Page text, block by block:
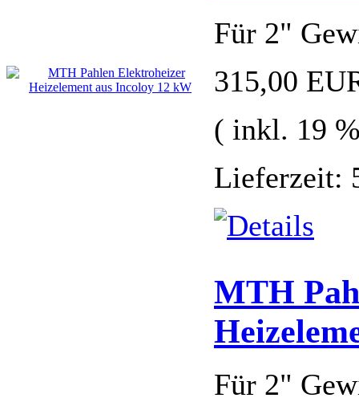
Für 2"
315,00
( inkl. 19
Lieferzeit:
MTH
Für 2"